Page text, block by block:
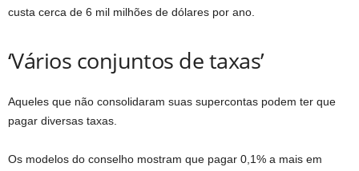
custa cerca de 6 mil milhões de dólares por ano.
‘Vários conjuntos de taxas’
Aqueles que não consolidaram suas supercontas podem ter que
pagar diversas taxas.
Os modelos do conselho mostram que pagar 0,1% a mais em